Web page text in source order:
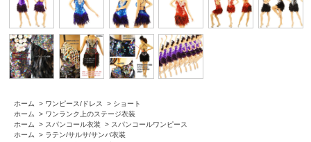
ホーム > ワンピース/ドレス > ショート
ホーム
> ワンランク上のステージ衣装
ホーム
> スパンコール衣装 > スパンコールワンピース
ホーム
> ラテン/サルサ/サンバ衣装